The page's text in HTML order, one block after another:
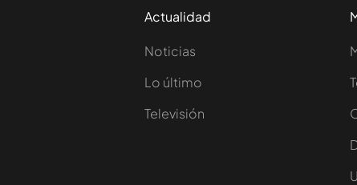
Actualidad
Noticias
Lo último
Televisión